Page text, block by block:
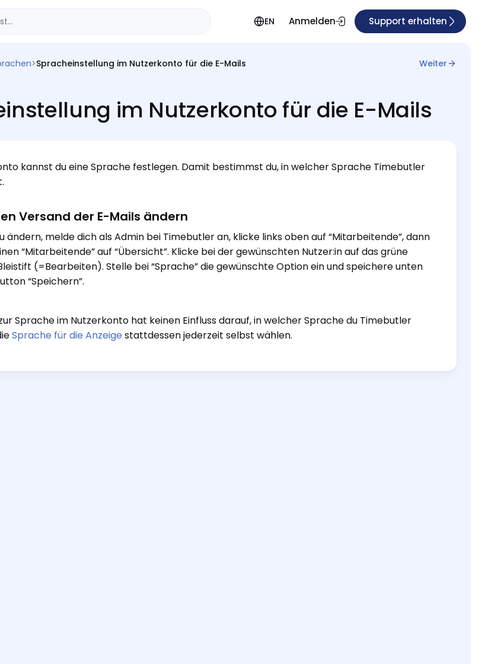
EN Anmelden Support erhalten
>Spracheinstellung im Nutzerkonto für die E-Mails Weiter
im Nutzerkonto für die E-Mails
kannst du eine Sprache festlegen. Damit bestimmst du, in welcher Sprache Timebutler
Versand der E-Mails ändern
ändern, melde dich als Admin bei Timebutler an, klicke links oben auf “Mitarbeitende”, dann
“Mitarbeitende” auf “Übersicht”. Klicke bei der gewünschten Nutzer:in auf das grüne
(=Bearbeiten). Stelle bei “Sprache” die gewünschte Option ein und speichere unten
“Speichern”.
Sprache im Nutzerkonto hat keinen Einfluss darauf, in welcher Sprache du Timebutler
Sprache für die Anzeige stattdessen jederzeit selbst wählen.